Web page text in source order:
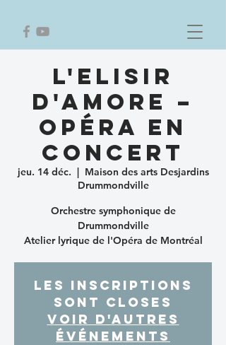
L'Elisir
d'amore –
Opéra en
concert
jeu. 14 déc.
  |
Maison des arts Desjardins
Drummondville
Orchestre symphonique de
Drummondville
Atelier lyrique de l'Opéra de Montréal
Les inscriptions
sont closes
Voir d'autres
événements